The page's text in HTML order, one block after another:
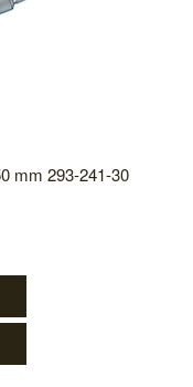
mm 293-241-30